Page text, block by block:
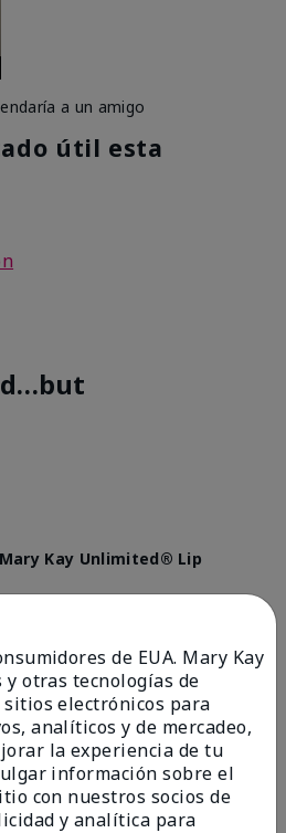
a un amigo
útil esta
Kay Unlimited® Lip
the applicator. Feels very
used with others.
were.
a un amigo
útil esta
de EUA. Mary Kay
y otras tecnologías de
electrónicos para
analíticos y de mercadeo,
la experiencia de tu
información sobre el
con nuestros socios de
y analítica para